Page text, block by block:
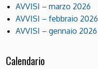
AVVISI – marzo 2026
AVVISI – febbraio 2026
AVVISI – gennaio 2026
Calendario